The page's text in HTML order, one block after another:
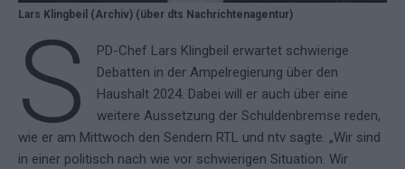
Lars Klingbeil (Archiv) (über dts Nachrichtenagentur)
S
PD-Chef Lars Klingbeil erwartet schwierige
Debatten in der Ampelregierung über den
Haushalt 2024. Dabei will er auch über eine
weitere Aussetzung der Schuldenbremse reden,
wie er am Mittwoch den Sendern RTL und ntv sagte. „Wir sind
in einer politisch nach wie vor schwierigen Situation. Wir